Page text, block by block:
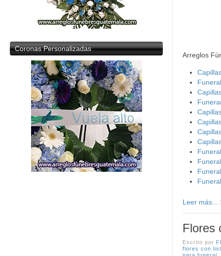
Arreglos
Leer más...
Flores
Escrito por
flores con
CoronasPersonalizadas